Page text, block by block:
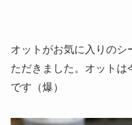
オットがお気に入りのシ
ただきました。オットは
です（爆）